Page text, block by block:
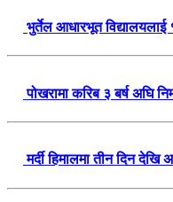
भुर्तेल आधारभूत
पोखरामा करिब ३ बर्ष अघि
मर्दी हिमालमा तीन दिन